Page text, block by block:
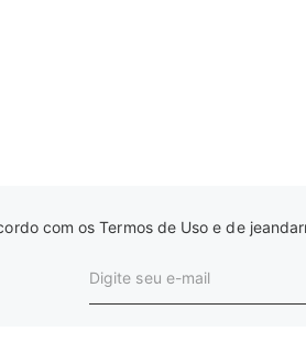
com os Termos de Uso e de